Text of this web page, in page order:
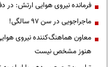
فرمانده نیروی هوایی ارتش: در
ماجراجویی در سن ۹۷ سالگی!
معاون هماهنگ‌کننده نیروی
هنوز مشخص نیست